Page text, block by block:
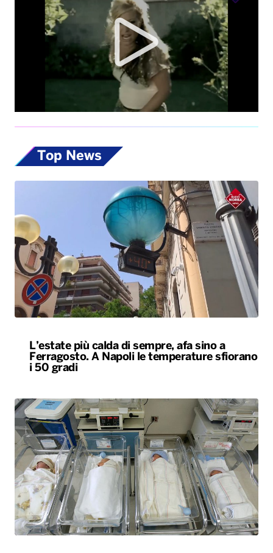
Top News
L’estate più calda di sempre, afa sino a
Ferragosto. A Napoli le temperature sfiorano
i 50 gradi